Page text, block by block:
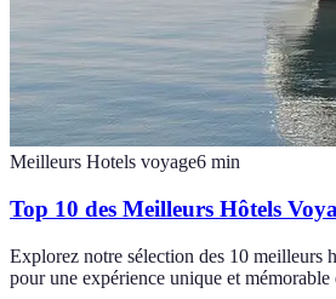
Meilleurs Hotels voyage6 min
Top 10 des Meilleurs Hôtels
Explorez notre sélection des 10 meilleurs
pour une expérience unique et mémorable